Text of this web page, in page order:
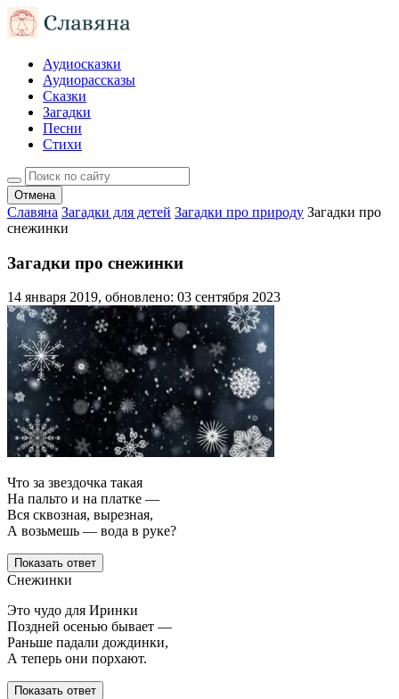
Аудиосказки
Аудиорассказы
Сказки
Загадки
Песни
Стихи
Отмена
Славяна Загадки для детей Загадки про природу Загадки про
снежинки
Загадки про снежинки
14 января 2019, обновлено: 03 сентября 2023
Что за звездочка такая
На пальто и на платке —
Вся сквозная, вырезная,
А возьмешь — вода в руке?
Показать ответ
Снежинки
Это чудо для Иринки
Поздней осенью бывает —
Раньше падали дождинки,
А теперь они порхают.
Показать ответ